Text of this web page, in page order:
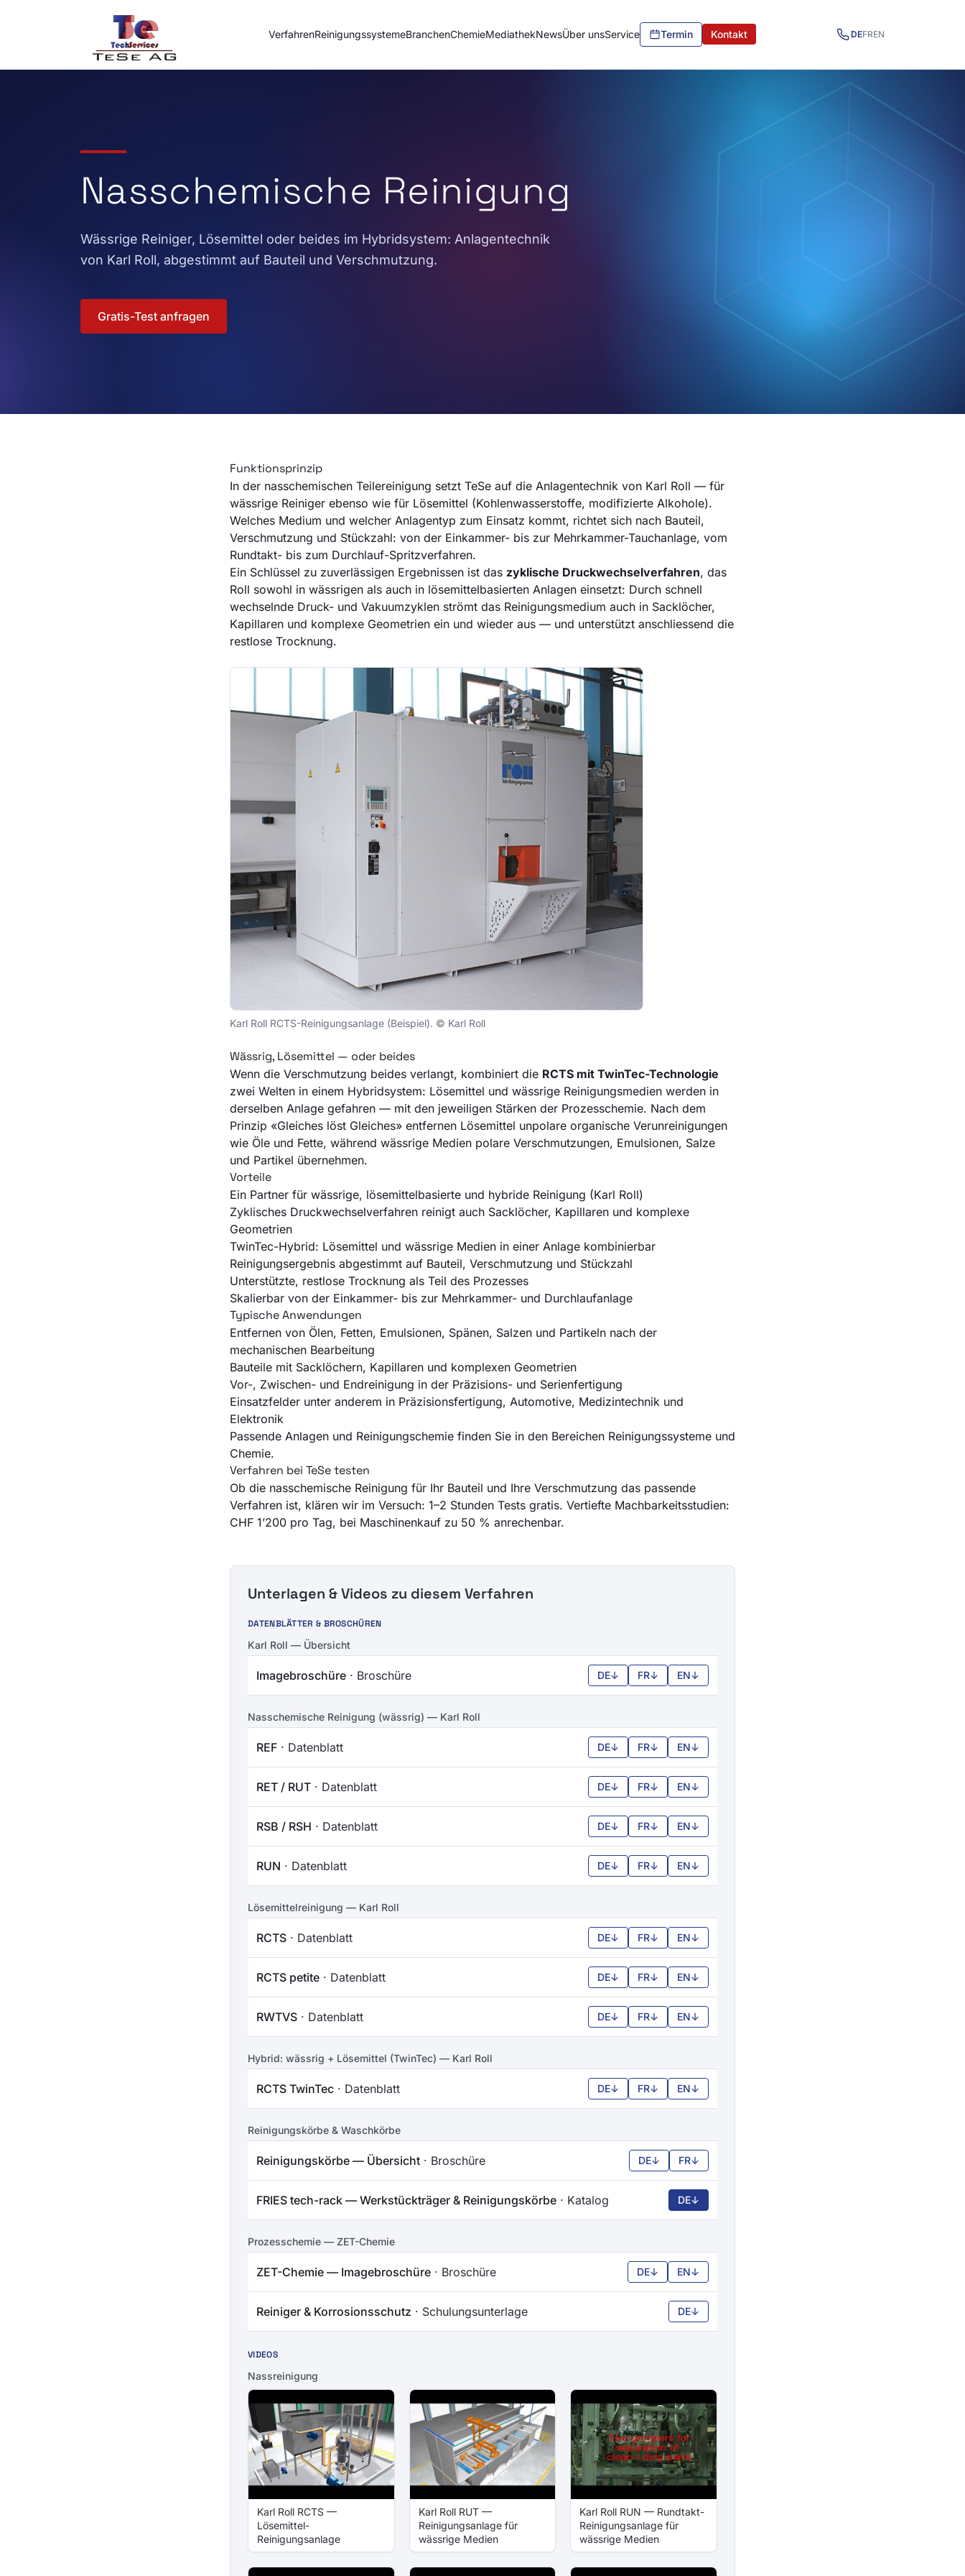
VerfahrenReinigungssystemeBranchenChemieMediathekNewsÜber unsService Termin Kontakt DEFREN
Nasschemische Reinigung
Wässrige Reiniger, Lösemittel oder beides im Hybridsystem: Anlagentechnik
von Karl Roll, abgestimmt auf Bauteil und Verschmutzung.
Gratis-Test anfragen
Funktionsprinzip
In der nasschemischen Teilereinigung setzt TeSe auf die Anlagentechnik von Karl Roll — für
wässrige Reiniger ebenso wie für Lösemittel (Kohlenwasserstoffe, modifizierte Alkohole).
Welches Medium und welcher Anlagentyp zum Einsatz kommt, richtet sich nach Bauteil,
Verschmutzung und Stückzahl: von der Einkammer- bis zur Mehrkammer-Tauchanlage, vom
Rundtakt- bis zum Durchlauf-Spritzverfahren.
Ein Schlüssel zu zuverlässigen Ergebnissen ist das zyklische Druckwechselverfahren, das
Roll sowohl in wässrigen als auch in lösemittelbasierten Anlagen einsetzt: Durch schnell
wechselnde Druck- und Vakuumzyklen strömt das Reinigungsmedium auch in Sacklöcher,
Kapillaren und komplexe Geometrien ein und wieder aus — und unterstützt anschliessend die
restlose Trocknung.
Karl Roll RCTS-Reinigungsanlage (Beispiel). © Karl Roll
Wässrig, Lösemittel — oder beides
Wenn die Verschmutzung beides verlangt, kombiniert die RCTS mit TwinTec-Technologie
zwei Welten in einem Hybridsystem: Lösemittel und wässrige Reinigungsmedien werden in
derselben Anlage gefahren — mit den jeweiligen Stärken der Prozesschemie. Nach dem
Prinzip «Gleiches löst Gleiches» entfernen Lösemittel unpolare organische Verunreinigungen
wie Öle und Fette, während wässrige Medien polare Verschmutzungen, Emulsionen, Salze
und Partikel übernehmen.
Vorteile
Ein Partner für wässrige, lösemittelbasierte und hybride Reinigung (Karl Roll)
Zyklisches Druckwechselverfahren reinigt auch Sacklöcher, Kapillaren und komplexe
Geometrien
TwinTec-Hybrid: Lösemittel und wässrige Medien in einer Anlage kombinierbar
Reinigungsergebnis abgestimmt auf Bauteil, Verschmutzung und Stückzahl
Unterstützte, restlose Trocknung als Teil des Prozesses
Skalierbar von der Einkammer- bis zur Mehrkammer- und Durchlaufanlage
Typische Anwendungen
Entfernen von Ölen, Fetten, Emulsionen, Spänen, Salzen und Partikeln nach der
mechanischen Bearbeitung
Bauteile mit Sacklöchern, Kapillaren und komplexen Geometrien
Vor-, Zwischen- und Endreinigung in der Präzisions- und Serienfertigung
Einsatzfelder unter anderem in Präzisionsfertigung, Automotive, Medizintechnik und
Elektronik
Passende Anlagen und Reinigungschemie finden Sie in den Bereichen Reinigungssysteme und
Chemie.
Verfahren bei TeSe testen
Ob die nasschemische Reinigung für Ihr Bauteil und Ihre Verschmutzung das passende
Verfahren ist, klären wir im Versuch: 1–2 Stunden Tests gratis. Vertiefte Machbarkeitsstudien:
CHF 1’200 pro Tag, bei Maschinenkauf zu 50 % anrechenbar.
Unterlagen & Videos zu diesem Verfahren
DATENBLÄTTER & BROSCHÜREN
Karl Roll — Übersicht
Imagebroschüre · Broschüre DE↓ FR↓ EN↓
Nasschemische Reinigung (wässrig) — Karl Roll
REF · Datenblatt DE↓ FR↓ EN↓
RET / RUT · Datenblatt DE↓ FR↓ EN↓
RSB / RSH · Datenblatt DE↓ FR↓ EN↓
RUN · Datenblatt DE↓ FR↓ EN↓
Lösemittelreinigung — Karl Roll
RCTS · Datenblatt DE↓ FR↓ EN↓
RCTS petite · Datenblatt DE↓ FR↓ EN↓
RWTVS · Datenblatt DE↓ FR↓ EN↓
Hybrid: wässrig + Lösemittel (TwinTec) — Karl Roll
RCTS TwinTec · Datenblatt DE↓ FR↓ EN↓
Reinigungskörbe & Waschkörbe
Reinigungskörbe — Übersicht · Broschüre DE↓ FR↓
FRIES tech-rack — Werkstückträger & Reinigungskörbe · Katalog DE↓
Prozesschemie — ZET-Chemie
ZET-Chemie — Imagebroschüre · Broschüre DE↓ EN↓
Reiniger & Korrosionsschutz · Schulungsunterlage DE↓
VIDEOS
Nassreinigung
Karl Roll RCTS —
Lösemittel-
Reinigungsanlage
Karl Roll RUT —
Reinigungsanlage für
wässrige Medien
Karl Roll RUN — Rundtakt-
Reinigungsanlage für
wässrige Medien